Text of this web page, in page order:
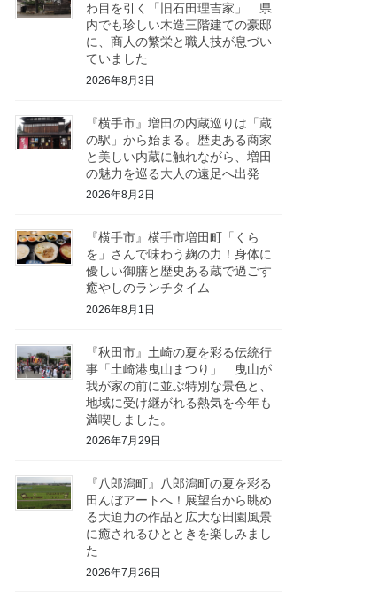
わ目を引く「旧石田理吉家」 県
内でも珍しい木造三階建ての豪邸
に、商人の繁栄と職人技が息づい
ていました
2026年8月3日
『横手市』増田の内蔵巡りは「蔵
の駅」から始まる。歴史ある商家
と美しい内蔵に触れながら、増田
の魅力を巡る大人の遠足へ出発
2026年8月2日
『横手市』横手市増田町「くら
を」さんで味わう麹の力！身体に
優しい御膳と歴史ある蔵で過ごす
癒やしのランチタイム
2026年8月1日
『秋田市』土崎の夏を彩る伝統行
事「土崎港曳山まつり」 曳山が
我が家の前に並ぶ特別な景色と、
地域に受け継がれる熱気を今年も
満喫しました。
2026年7月29日
『八郎潟町』八郎潟町の夏を彩る
田んぼアートへ！展望台から眺め
る大迫力の作品と広大な田園風景
に癒されるひとときを楽しみまし
た
2026年7月26日